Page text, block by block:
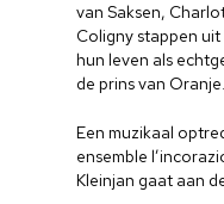
van Saksen,
Coligny stappen
hun leven als
de prins van Oranje.
Een muzikaal
ensemble
Kleinjan gaat aan